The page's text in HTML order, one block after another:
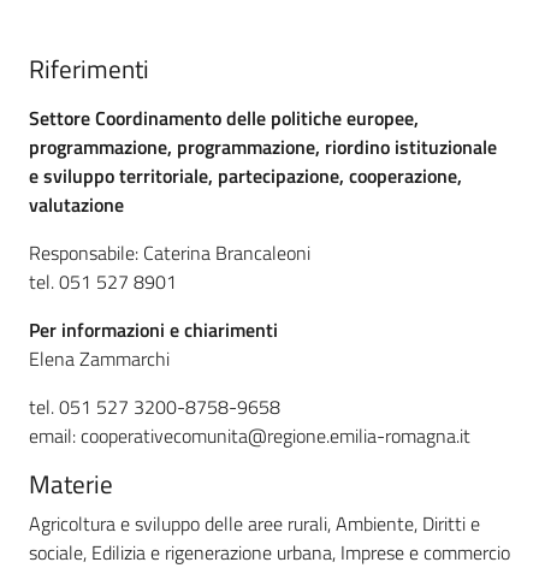
Riferimenti
Settore Coordinamento delle politiche europee,
programmazione, programmazione, riordino istituzionale
e sviluppo territoriale, partecipazione, cooperazione,
valutazione
Responsabile: Caterina Brancaleoni
tel. 051 527 8901
Per informazioni e chiarimenti
Elena Zammarchi
tel. 051 527 3200-8758-9658
email: cooperativecomunita@regione.emilia-romagna.it
Materie
Agricoltura e sviluppo delle aree rurali,Ambiente, Diritti e
sociale, Edilizia e rigenerazione urbana, Imprese e commercio